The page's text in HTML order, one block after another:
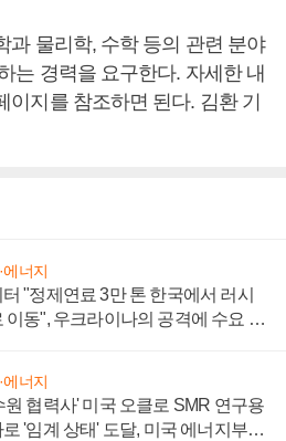
과 물리학, 수학 등의 관련 분야
는 경력을 요구한다. 자세한 내
지를 참조하면 된다. 김환 기
에너지
터 "정제연료 3만 톤 한국에서 러시
이동", 우크라이나의 공격에 수요 늘
에너지
원 협력사' 미국 오클로 SMR 연구용
'임계 상태' 도달, 미국 에너지부